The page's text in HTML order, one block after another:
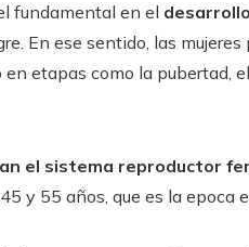
fundamental en el
En ese sentido, las
etapas como la pubertad,
el sistema reproductor
y 55 años, que es la epoca